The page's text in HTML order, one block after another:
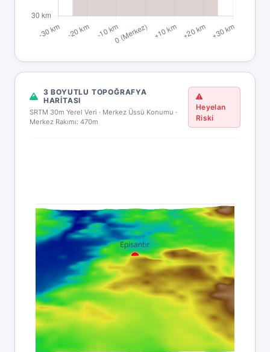
3 BOYUTLU TOPOĞRAFYA
HARITASI
SRTM 30m Yerel Veri · Merkez Üssü Konumu ·
Merkez Rakımı: 470m
Heyelan
Riski